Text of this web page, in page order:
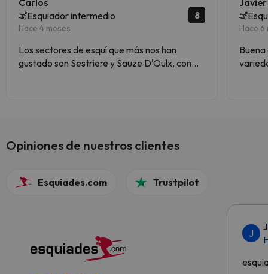
Carlos
Esquiador intermedio
Hace 4 meses
8
Los sectores de esquí que más nos han
gustado son Sestriere y Sauze D'Oulx, con
Javier
Hace 6
Buena
Opiniones de nuestros clientes
Esquiades.com Trustpilot
J